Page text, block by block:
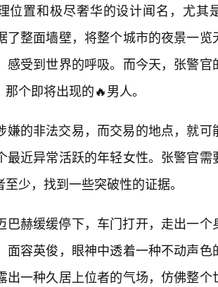
位置和极尽奢华的设计闻名，尤其
整面墙壁，将整个城市的夜景一览
受到世界的呼吸。而今天，张警官
个即将出现的🔥男人。
嫌的非法交易，而交易的地点，就可
近异常活跃的年轻女性。张警官需
少，找到一些突破性的证据。
巴赫缓缓停下，车门打开，走出一个
容英俊，眼神中透着一种不动声色
一种久居上位者的气场，仿佛整个